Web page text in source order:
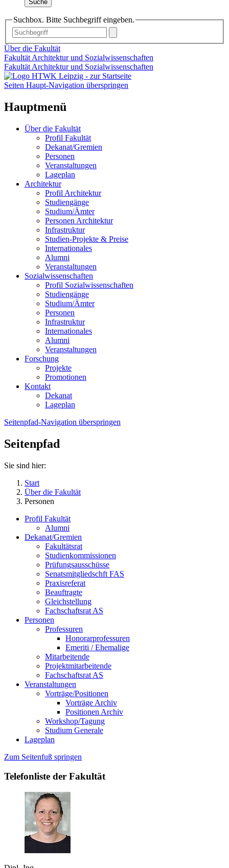
Suche
Suchbox. Bitte Suchbegriff eingeben.
Über die Fakultät
Fakultät Architektur und Sozialwissenschaften
Fakultät Architektur und Sozialwissenschaften
Seiten Haupt-Navigation überspringen
Hauptmenü
Über die Fakultät
Profil Fakultät
Dekanat/Gremien
Personen
Veranstaltungen
Lageplan
Architektur
Profil Architektur
Studiengänge
Studium/Ämter
Personen Architektur
Infrastruktur
Studien-Projekte & Preise
Internationales
Alumni
Veranstaltungen
Sozialwissenschaften
Profil Sozialwissenschaften
Studiengänge
Studium/Ämter
Personen
Infrastruktur
Internationales
Alumni
Veranstaltungen
Forschung
Projekte
Promotionen
Kontakt
Dekanat
Lageplan
Seitenpfad-Navigation überspringen
Seitenpfad
Sie sind hier:
Start
Über die Fakultät
Personen
Profil Fakultät
Alumni
Dekanat/Gremien
Fakultätsrat
Studienkommissionen
Prüfungsausschüsse
Senatsmitgliedschft FAS
Praxisreferat
Beauftragte
Gleichstellung
Fachschaftsrat AS
Personen
Professuren
Honorarprofessuren
Emeriti / Ehemalige
Mitarbeitende
Projektmitarbeitende
Fachschaftsrat AS
Veranstaltungen
Vorträge/Positionen
Vorträge Archiv
Positionen Archiv
Workshop/Tagung
Studium Generale
Lageplan
Zum Seitenfuß springen
Telefonliste der Fakultät